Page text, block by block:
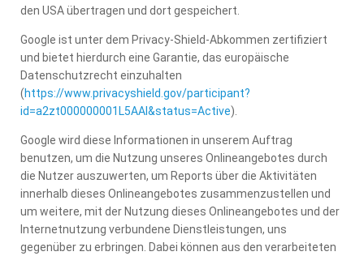
den USA übertragen und dort gespeichert.
Google ist unter dem Privacy-Shield-Abkommen zertifiziert
und bietet hierdurch eine Garantie, das europäische
Datenschutzrecht einzuhalten
(https://www.privacyshield.gov/participant?
id=a2zt000000001L5AAI&status=Active).
Google wird diese Informationen in unserem Auftrag
benutzen, um die Nutzung unseres Onlineangebotes durch
die Nutzer auszuwerten, um Reports über die Aktivitäten
innerhalb dieses Onlineangebotes zusammenzustellen und
um weitere, mit der Nutzung dieses Onlineangebotes und der
Internetnutzung verbundene Dienstleistungen, uns
gegenüber zu erbringen. Dabei können aus den verarbeiteten